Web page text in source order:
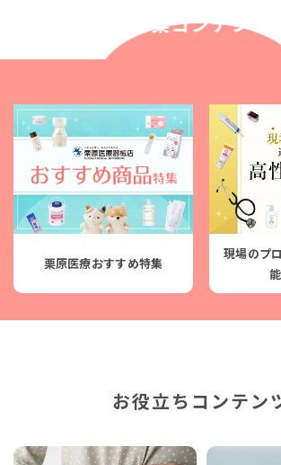
特集コンテンツ
栗原医療おすすめ特集
現場のプ
お役立ちコンテン